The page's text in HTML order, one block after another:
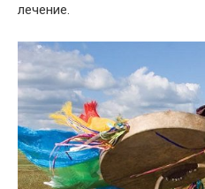
лечение.